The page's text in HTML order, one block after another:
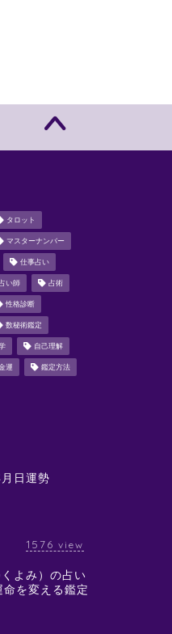
タロット
マスターナンバー
仕事占い
い師 占術
性格診断
数秘術鑑定
自己理解
運 鑑定方法
日運勢
1576 view
よみ）の占い
を変える鑑定